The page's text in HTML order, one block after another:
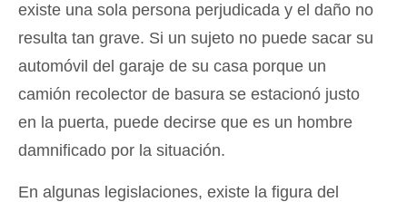
existe una sola persona perjudicada y el daño no
resulta tan grave. Si un sujeto no puede sacar su
automóvil del garaje de su casa porque un
camión recolector de basura se estacionó justo
en la puerta, puede decirse que es un hombre
damnificado por la situación.
En algunas legislaciones, existe la figura del